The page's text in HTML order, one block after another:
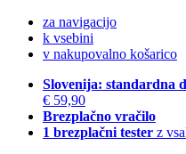
za navigacijo
k vsebini
v nakupovalno košarico
Slovenija: standardna
€ 59,90
Brezplačno vračilo
1 brezplačni tester z